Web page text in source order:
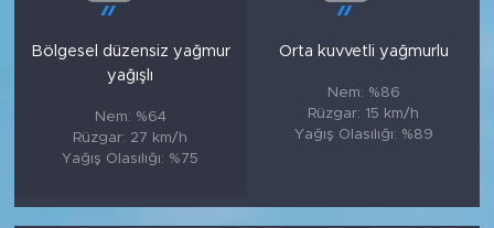
Bölgesel düzensiz yağmur
yağışlı
Nem: %64
Rüzgar: 27 km/h
Yağış Olasılığı: %75
Orta kuvvetli yağmurlu
Nem: %86
Rüzgar: 15 km/h
Yağış Olasılığı: %89